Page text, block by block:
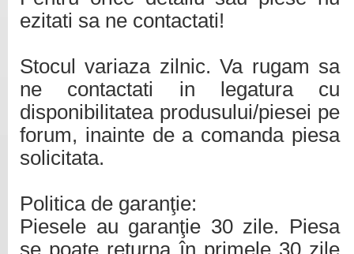
ezitati sa ne contactati!
Stocul variaza zilnic. Va rugam sa
ne contactati in legatura cu
disponibilitatea produsului/piesei pe
forum, inainte de a comanda piesa
solicitata.
Politica de garanţie:
Piesele au garanţie 30 zile. Piesa
se poate returna în primele 30 zile